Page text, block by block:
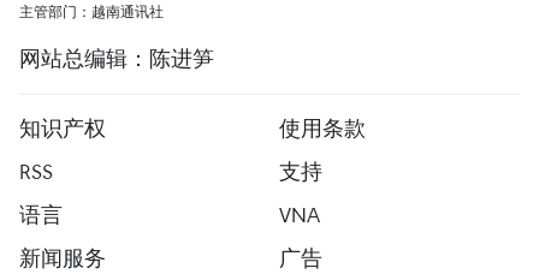
主管部门：越南通讯社
网站总编辑：陈进笋
知识产权
使用条款
RSS
支持
语言
VNA
新闻服务
广告